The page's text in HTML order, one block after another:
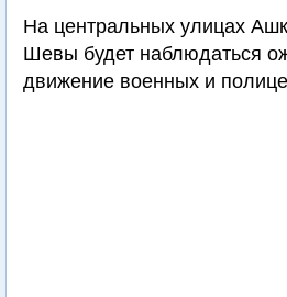
На центральных улицах
Шевы будет наблюдаться
движение военных и